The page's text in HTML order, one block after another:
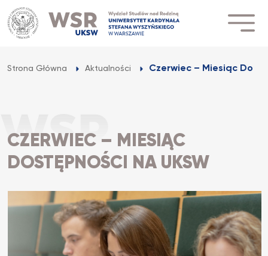
Przejdź
do
treści
Strona Główna Aktualności Czerwiec – Miesiąc
CZERWIEC – MIESIĄC
DOSTĘPNOŚCI NA UKSW